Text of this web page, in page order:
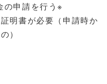
申請を行う※
明書が必要（申請時か
）